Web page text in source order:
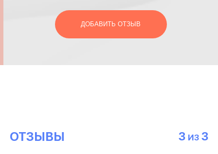
ДОБАВИТЬ ОТЗЫВ
ОТЗЫВЫ 3 ИЗ 3